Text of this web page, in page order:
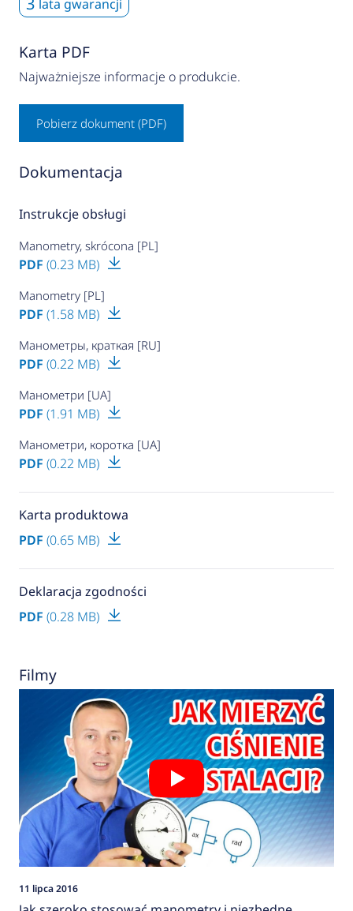
lata gwarancji
Karta PDF
Najważniejsze informacje o produkcie.
Pobierz dokument (PDF)
Dokumentacja
Instrukcje obsługi
Manometry, skrócona [PL]
PDF (0.23 MB)
Manometry [PL]
PDF (1.58 MB)
Манометры, краткая [RU]
PDF (0.22 MB)
Манометри [UA]
PDF (1.91 MB)
Манометри, коротка [UA]
PDF (0.22 MB)
Karta produktowa
PDF (0.65 MB)
Deklaracja zgodności
PDF (0.28 MB)
Filmy
11 lipca 2016